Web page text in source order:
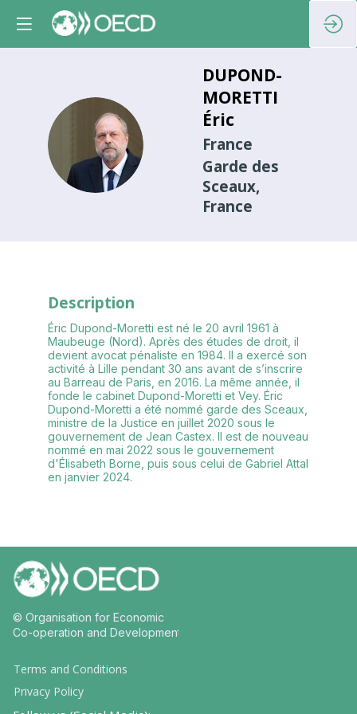
DÉ
DUPOND-
MORETTI
Éric
France
Garde des
Sceaux,
France
Description
Éric Dupond-Moretti est né le 20 avril 1961 à
Maubeuge (Nord). Après des études de droit, il
devient avocat pénaliste en 1984. Il a exercé son
activité à Lille pendant 30 ans avant de s’inscrire
au Barreau de Paris, en 2016. La même année, il
fonde le cabinet Dupond-Moretti et Vey. Éric
Dupond-Moretti a été nommé garde des Sceaux,
ministre de la Justice en juillet 2020 sous le
gouvernement de Jean Castex. Il est de nouveau
nommé en mai 2022 sous le gouvernement
d'Élisabeth Borne, puis sous celui de Gabriel Attal
en janvier 2024.
© Organisation for Economic
Co-operation and Development
Terms and Conditions
Privacy Policy